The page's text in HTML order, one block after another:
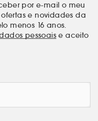
por e-mail o meu
e novidades da
menos 16 anos.
pessoais e aceito